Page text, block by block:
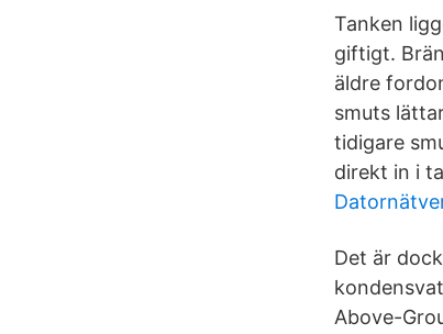
Tanken
giftigt.
äldre
smuts
tidigare
direkt in i
Det är
Above-